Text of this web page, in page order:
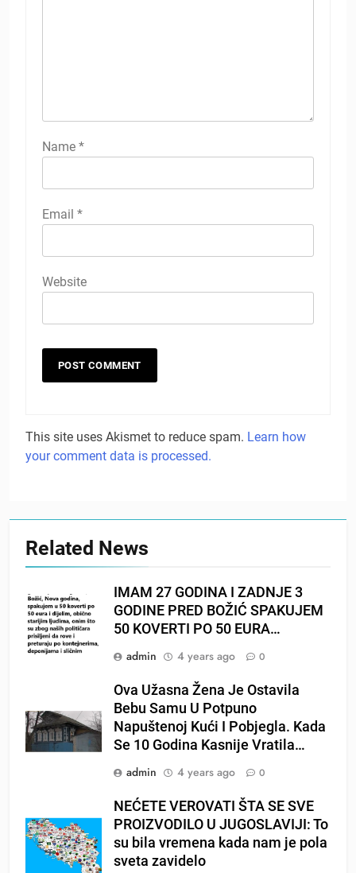
Name *
Email *
Website
This site uses Akismet to reduce spam. Learn how
your comment data is processed.
Related News
IMAM 27 GODINA I ZADNJE 3
GODINE PRED BOŽIĆ SPAKUJEM
50 KOVERTI PO 50 EURA…
admin
4 years ago 0
Ova Užasna Žena Je Ostavila
Bebu Samu U Potpuno
Napuštenoj Kući I Pobjegla. Kada
Se 10 Godina Kasnije Vratila…
admin
4 years ago 0
NEĆETE VEROVATI ŠTA SE SVE
PROIZVODILO U JUGOSLAVIJI: To
su bila vremena kada nam je pola
sveta zavidelo